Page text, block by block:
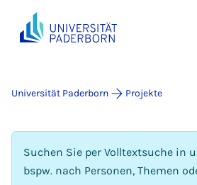
Universität Paderborn Projekte
Suchen Sie per Volltextsuche in
bspw. nach Personen, Themen